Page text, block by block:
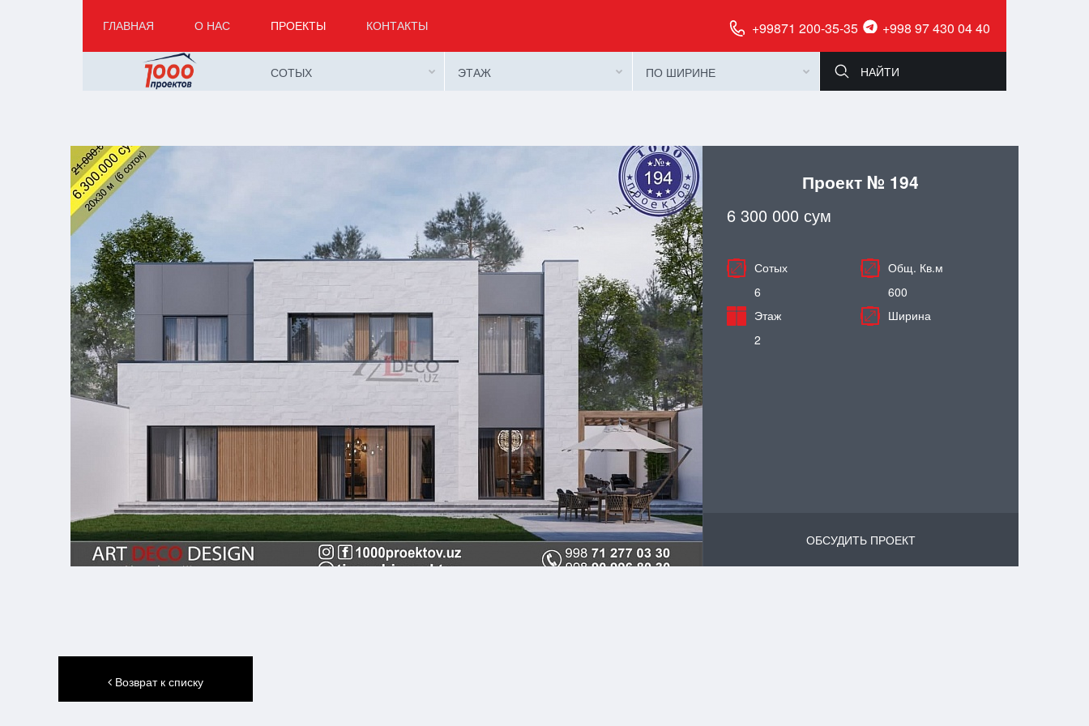
ГЛАВНАЯ О НАС ПРОЕКТЫ КОНТАКТЫ +99871 200-35-35 +998 97 430 04 40
СОТЫХ ЭТАЖ ПО ШИРИНЕ
Проект № 194
6 300 000 сум
Сотых
6
Общ. Кв.м
600
Этаж
2
Ширина
ОБСУДИТЬ ПРОЕКТ
Возврат к списку